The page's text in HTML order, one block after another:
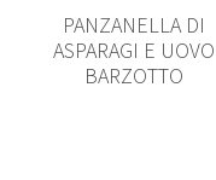
PANZANELLA DI
ASPARAGI E UOVO
BARZOTTO